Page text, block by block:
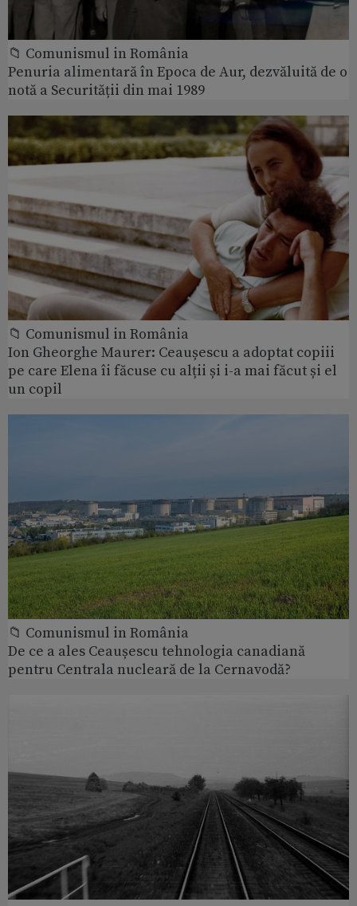
📁 Comunismul in România
Penuria alimentară în Epoca de Aur, dezvăluită de o
notă a Securității din mai 1989
📁 Comunismul in România
Ion Gheorghe Maurer: Ceaușescu a adoptat copiii
pe care Elena îi făcuse cu alții și i-a mai făcut și el
un copil
📁 Comunismul in România
De ce a ales Ceaușescu tehnologia canadiană
pentru Centrala nucleară de la Cernavodă?